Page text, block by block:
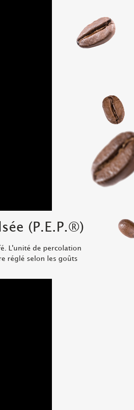
(P.E.P.®)
L'unité de percolation
réglé selon les goûts